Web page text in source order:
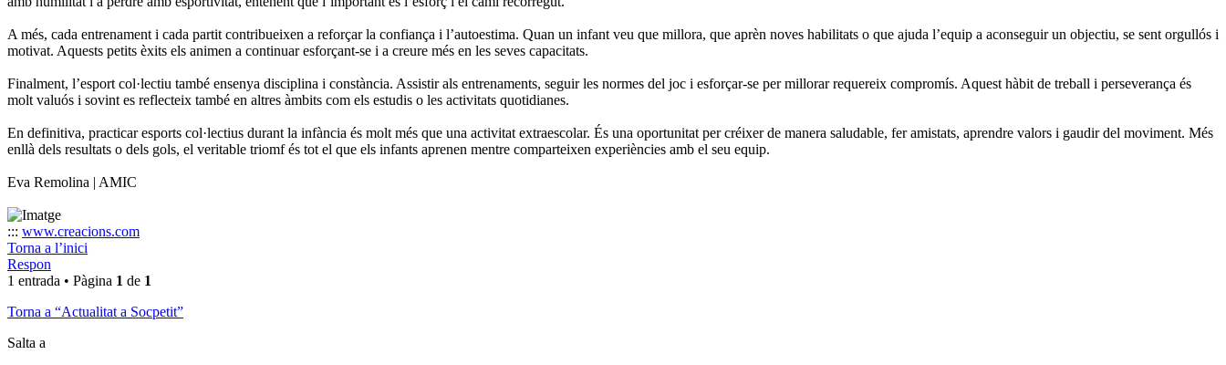
A més, cada entrenament i cada partit contribueixen a reforçar la confiança i l’autoestima. Quan un infant veu que millora, que aprèn noves habilitats o que ajuda l’equip a aconseguir un objectiu, se sent orgullós i
motivat. Aquests petits èxits els animen a continuar esforçant-se i a creure més en les seves capacitats.
Finalment, l’esport col·lectiu també ensenya disciplina i constància. Assistir als entrenaments, seguir les normes del joc i esforçar-se per millorar requereix compromís. Aquest hàbit de treball i perseverança és
molt valuós i sovint es reflecteix també en altres àmbits com els estudis o les activitats quotidianes.
En definitiva, practicar esports col·lectius durant la infància és molt més que una activitat extraescolar. És una oportunitat per créixer de manera saludable, fer amistats, aprendre valors i gaudir del moviment. Més
enllà dels resultats o dels gols, el veritable triomf és tot el que els infants aprenen mentre comparteixen experiències amb el seu equip.
Eva Remolina | AMIC
::: www.creacions.com
Torna a l’inici
Respon
1 entrada • Pàgina 1 de 1
Torna a “Actualitat a Socpetit”
Salta a